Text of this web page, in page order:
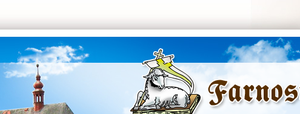
ŘKF Tatenice -